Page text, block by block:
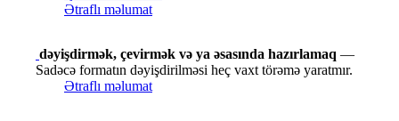
Ətraflı məlumat
dəyişdirmək, çevirmək və ya əsasında hazırlamaq —
Sadəcə formatın dəyişdirilməsi heç vaxt törəmə yaratmır.
Ətraflı məlumat